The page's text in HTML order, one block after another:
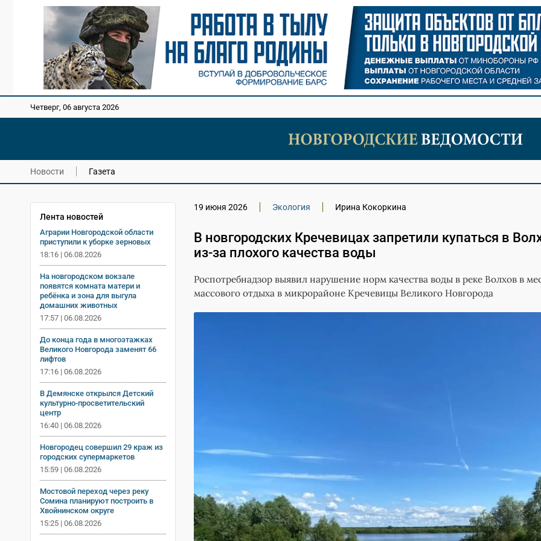
Четверг, 06 августа 2026
Новости Газета
Лента новостей
Аграрии Новгородской области
приступили к уборке зерновых
18:16 | 06.08.2026
На новгородском вокзале
появятся комната матери и
ребёнка и зона для выгула
домашних животных
17:57 | 06.08.2026
До конца года в многоэтажках
Великого Новгорода заменят 66
лифтов
17:16 | 06.08.2026
В Демянске открылся Детский
культурно-просветительский
центр
16:40 | 06.08.2026
Новгородец совершил 29 краж из
городских супермаркетов
15:59 | 06.08.2026
Мостовой переход через реку
Сомина планируют построить в
Хвойнинском округе
15:25 | 06.08.2026
19 июня 2026 Экология Ирина Кокоркина
В новгородских Кречевицах запретили купаться в
из-за плохого качества воды
Роспотребнадзор выявил нарушение норм качества воды в реке Волхов в
массового отдыха в микрорайоне Кречевицы Великого Новгорода